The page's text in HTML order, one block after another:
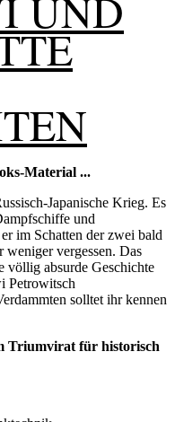
Material ...
Japanische Krieg. Es
und
im Schatten der zwei bald
weniger vergessen. Das
völlig absurde Geschichte
Petrowitsch
solltet ihr kennen
Triumvirat für historisch